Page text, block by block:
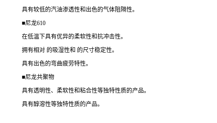
具有较低的汽油渗透性和出色的气体阻隔性。
■尼龙610
在低温下具有优异的柔软性和抗冲击性。
拥有相对 的吸湿性和 的尺寸稳定性。
具有出色的弯曲疲劳特性。
■尼龙共聚物
具有透明性、柔软性和粘合性等独特性质的产品。
具有醇溶性等独特性质的产品。